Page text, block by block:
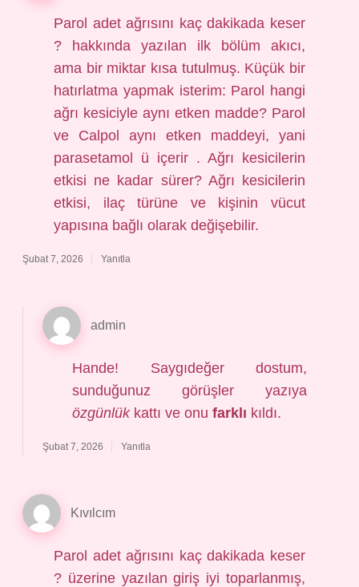
Parol adet ağrısını kaç dakikada keser
? hakkında yazılan ilk bölüm akıcı,
ama bir miktar kısa tutulmuş. Küçük bir
hatırlatma yapmak isterim: Parol hangi
ağrı kesiciyle aynı etken madde? Parol
ve Calpol aynı etken maddeyi, yani
parasetamol ü içerir . Ağrı kesicilerin
etkisi ne kadar sürer? Ağrı kesicilerin
etkisi, ilaç türüne ve kişinin vücut
yapısına bağlı olarak değişebilir.
Şubat 7, 2026 Yanıtla
admin
Hande! Saygıdeğer dostum,
sunduğunuz görüşler yazıya
özgünlükkattı ve onu farklı kıldı.
Şubat 7, 2026 Yanıtla
Kıvılcım
Parol adet ağrısını kaç dakikada keser
? üzerine yazılan giriş iyi toparlanmış,